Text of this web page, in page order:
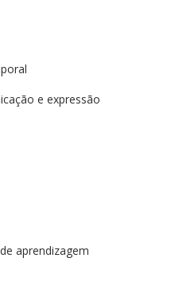
e expressão
aprendizagem